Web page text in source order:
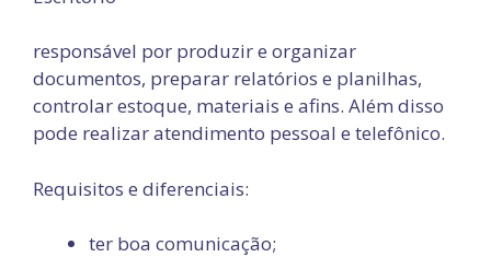
responsável por produzir e organizar
documentos, preparar relatórios e planilhas,
controlar estoque, materiais e afins. Além disso
pode realizar atendimento pessoal e telefônico.
Requisitos e diferenciais:
ter boa comunicação;